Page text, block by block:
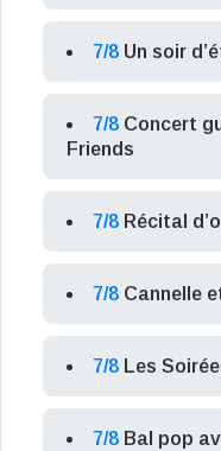
7/8 Un soir
7/8 Concert
Friends
7/8 Récital
7/8 Cannelle
7/8 Les
7/8 Bal pop